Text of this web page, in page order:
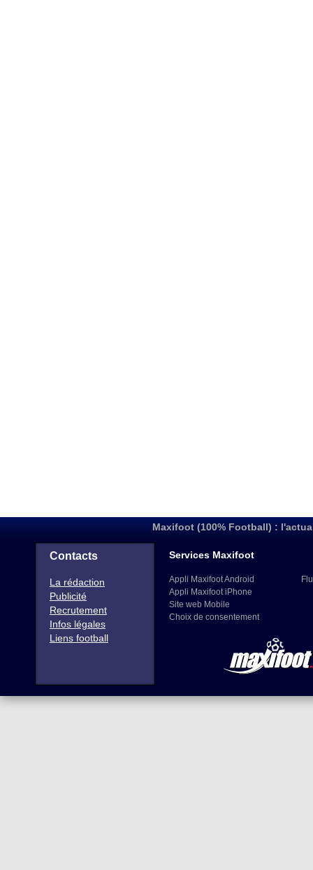
Maxifoot (100% Football) :
Contacts
La rédaction
Publicité
Recrutement
Infos légales
Liens football
Services Maxifoot
Appli Maxifoot Android
Appli Maxifoot iPhone
Site web Mobile
Choix de consentement